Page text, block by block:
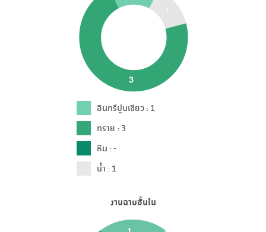
อินทรีปูนเขียว : 1
ทราย : 3
หิน : -
น้ำ : 1
งานฉาบชั้นใน